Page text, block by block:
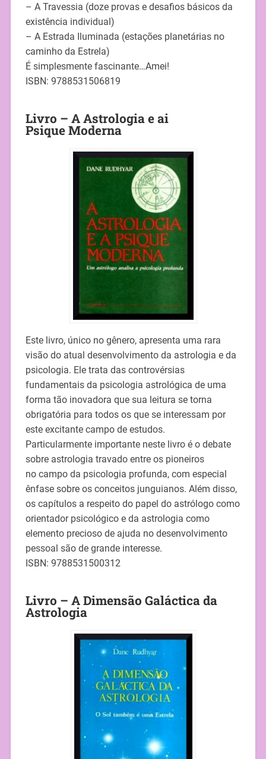
– A Travessia (doze provas e desafios básicos da
existência individual)
– A Estrada Iluminada (estações planetárias no
caminho da Estrela)
É simplesmente fascinante…Amei!
ISBN: 9788531506819
Livro – A Astrologia e ai
Psique Moderna
Este livro, único no gênero, apresenta uma rara
visão do atual desenvolvimento da astrologia e da
psicologia. Ele trata das controvérsias
fundamentais da psicologia astrológica de uma
forma tão inovadora que sua leitura se torna
obrigatória para todos os que se interessam por
este excitante campo de estudos.
Particularmente importante neste livro é o debate
sobre astrologia travado entre os pioneiros
no campo da psicologia profunda, com especial
ênfase sobre os conceitos junguianos. Além disso,
os capítulos a respeito do papel do astrólogo como
orientador psicológico e da astrologia como
elemento precioso de ajuda no desenvolvimento
pessoal são de grande interesse.
ISBN: 9788531500312
Livro – A Dimensão Galáctica da
Astrologia